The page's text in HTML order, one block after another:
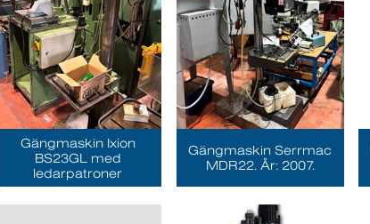
Gängmaskin Ixion
BS23GL med
ledarpatroner
Gängmaskin Serrmac
MDR22. År: 2007.